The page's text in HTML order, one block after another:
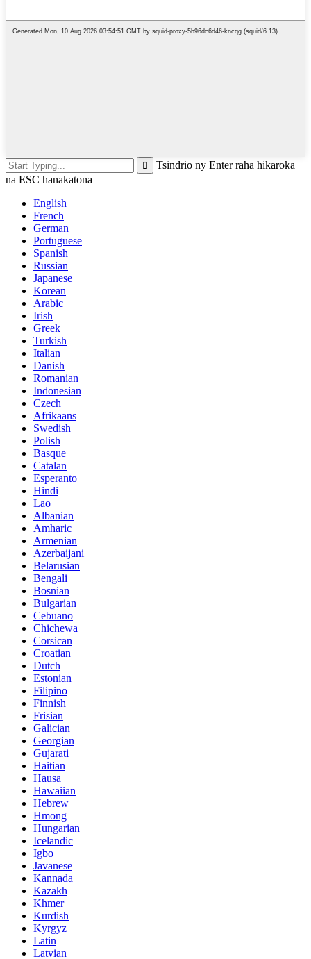
Tsindrio ny Enter raha hikaroka
na ESC hanakatona
English
French
German
Portuguese
Spanish
Russian
Japanese
Korean
Arabic
Irish
Greek
Turkish
Italian
Danish
Romanian
Indonesian
Czech
Afrikaans
Swedish
Polish
Basque
Catalan
Esperanto
Hindi
Lao
Albanian
Amharic
Armenian
Azerbaijani
Belarusian
Bengali
Bosnian
Bulgarian
Cebuano
Chichewa
Corsican
Croatian
Dutch
Estonian
Filipino
Finnish
Frisian
Galician
Georgian
Gujarati
Haitian
Hausa
Hawaiian
Hebrew
Hmong
Hungarian
Icelandic
Igbo
Javanese
Kannada
Kazakh
Khmer
Kurdish
Kyrgyz
Latin
Latvian